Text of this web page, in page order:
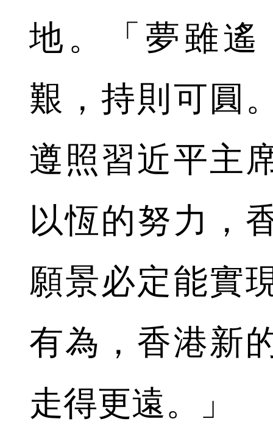
地。「夢雖遙
艱，持則可圓
遵照習近平主
以恆的努力，
願景必定能實
有為，香港新
走得更遠。」